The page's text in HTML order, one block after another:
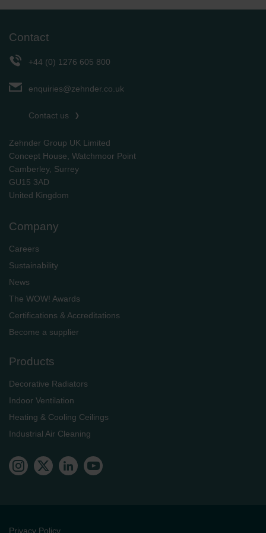
Limitet Şirketi: Web Sitesi Çerezleri
Zehnder Group Sales International: Privacy Policy
Zehnder Polska Sp. z o.o.: Oświadczenie o ochronie
Zehnder Group UK Limited: Privacy Policy
Contact
+44 (0) 1276 605 800
enquiries@zehnder.co.uk
Contact us
Zehnder Group UK Limited
Concept House, Watchmoor Point
Camberley, Surrey
GU15 3AD
​​​​​​​United Kingdom
Company
Careers
Sustainability
News
The WOW! Awards
Certifications & Accreditations
Become a supplier
Products
Decorative Radiators
Indoor Ventilation
Heating & Cooling Ceilings
Industrial Air Cleaning
Privacy Policy